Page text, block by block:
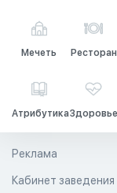
Мечеть Ресторан
АтрибутикаЗдоровье
Реклама
Кабинет заведения